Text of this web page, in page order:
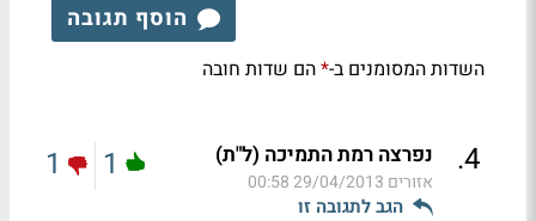
הוסף תגובה
השדות המסומנים ב-*הם שדות חובה
4
. נפרצה רמת התמיכה (ל"ת)
אזורים 29/04/2013 00:58
הגב לתגובה זו
1
1